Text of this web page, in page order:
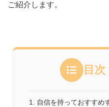
ご紹介します。
目次
自信を持っておすすめ